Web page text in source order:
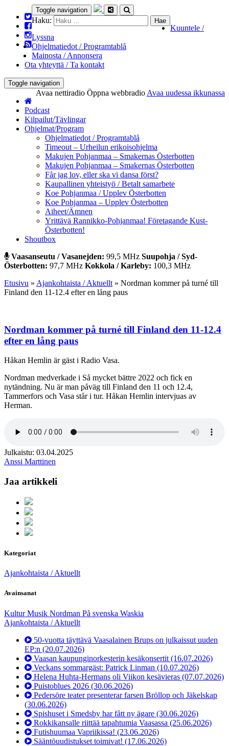
Toggle navigation
Haku:
Kuuntele /
Lyssna
Ohjelmatiedot / Programtablå
Mainosta / Annonsera
Ota yhteyttä / Ta kontakt
Toggle navigation
Avaa nettiradio Öppna webbradio Avaa uudessa ikkunassa
Podcast
Kilpailut/Tävlingar
Ohjelmat/Program
Ohjelmatiedot / Programtablå
Timeout – Urheilun erikoisohjelma
Makujen Pohjanmaa – Smakernas Österbotten
Makujen Pohjanmaa – Smakernas Österbotten
Får jag lov, eller ska vi dansa först?
Kaupallinen yhteistyö / Betalt samarbete
Koe Pohjanmaa / Upplev Österbotten
Koe Pohjanmaa – Upplev Österbotten
Aiheet/Ämnen
Yrittävä Rannikko-Pohjanmaa! Företagande Kust-
Österbotten!
Shoutbox
Vaasanseutu / Vasanejden: 99,5 MHz Suupohja / Syd-
Österbotten: 97,7 MHz Kokkola / Karleby: 100,3 MHz
Etusivu » Ajankohtaista / Aktuellt » Nordman kommer på turné till
Finland den 11-12.4 efter en lång paus
Nordman kommer på turné till Finland den 11-12.4
efter en lång paus
Håkan Hemlin är gäst i Radio Vasa.
Nordman medverkade i Så mycket bättre 2022 och fick en
nytändning. Nu är man påväg till Finland den 11 och 12.4,
Tammerfors och Vasa står i tur. Håkan Hemlin intervjuas av
Herman.
Julkaistu: 03.04.2025
Anssi Marttinen
Jaa artikkeli
Kategoriat
Ajankohtaista / Aktuellt
Avainsanat
KulturMusik Nordman På svenska Waskia
Ajankohtaista / Aktuellt
50-vuotta täyttävä Vaasalainen Brups on julkaissut uuden
EP:n (20.07.2026)
Vaasan kaupunginorkesterin kesäkonsertit (16.07.2026)
Veckans sommargäst: Patrick Linman (10.07.2026)
Helena Huhta-Hermans oli Viikon kesävieras (07.07.2026)
Puistoblues 2026 (30.06.2026)
Pedersöre teater presenterar farsen Bröllop och Jäkelskap
(30.06.2026)
Spishuset i Smedsby har fått ny ägare (30.06.2026)
Rokkikansalle riittää tapahtumia Vaasassa (25.06.2026)
Futishuumaa Vapriikissa! (23.06.2026)
Sääntöuudistukset toimivat! (17.06.2026)